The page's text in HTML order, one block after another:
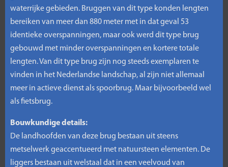
waterrijke gebieden. Bruggen van dit type konden lengten
bereiken van meer dan 880 meter met in dat geval 53
identieke overspanningen, maar ook werd dit type brug
gebouwd met minder overspanningen en kortere totale
lengten. Van dit type brug zijn nog steeds exemplaren te
vinden in het Nederlandse landschap, al zijn niet allemaal
meer in actieve dienst als spoorbrug. Maar bijvoorbeeld wel
als fietsbrug.
Bouwkundige details:
De landhoofden van deze brug bestaan uit steens
metselwerk geaccentueerd met natuursteen elementen. De
liggers bestaan uit welstaal dat in een veelvoud van